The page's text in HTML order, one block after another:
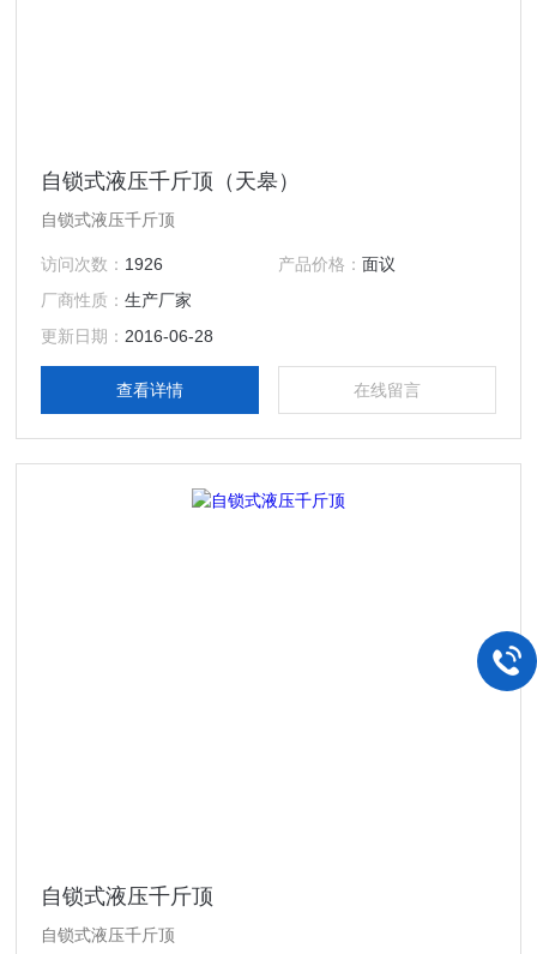
自锁式液压千斤顶（天皋）
自锁式液压千斤顶
访问次数： 1926 产品价格： 面议
厂商性质：生产厂家
更新日期： 2016-06-28
查看详情 在线留言
自锁式液压千斤顶
自锁式液压千斤顶